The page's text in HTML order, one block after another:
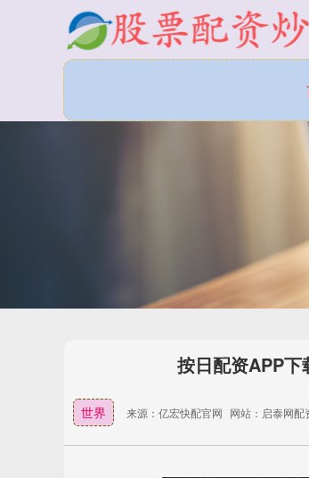
按日配资APP下
世界 来源：亿宏快配官网 网站：启泰网配